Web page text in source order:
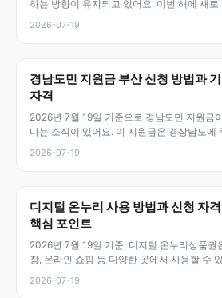
하는 방향이 유지되고 있어요. 이번 해에 새로
2026-07-19
경남도민 지원금 부산 신청 방법과
자격
2026년 7월 19일 기준으로 경남도민 지원금
다는 소식이 있어요. 이 지원금은 경상남도에
2026-07-19
디지털 온누리 사용 방법과 신청 자
핵심 포인트
2026년 7월 19일 기준, 디지털 온누리상품권
장, 온라인 쇼핑 등 다양한 곳에서 사용할 수
2026-07-19